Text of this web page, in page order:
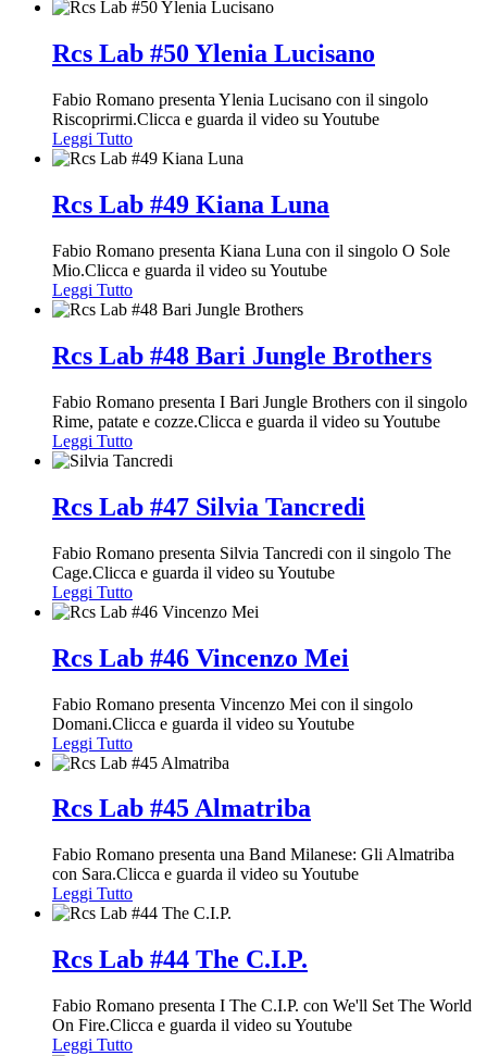
Rcs Lab #50 Ylenia Lucisano
Fabio Romano presenta Ylenia Lucisano con il singolo
Riscoprirmi.Clicca e guarda il video su Youtube
Leggi Tutto
Rcs Lab #49 Kiana Luna
Fabio Romano presenta Kiana Luna con il singolo O Sole
Mio.Clicca e guarda il video su Youtube
Leggi Tutto
Rcs Lab #48 Bari Jungle Brothers
Fabio Romano presenta I Bari Jungle Brothers con il singolo
Rime, patate e cozze.Clicca e guarda il video su Youtube
Leggi Tutto
Rcs Lab #47 Silvia Tancredi
Fabio Romano presenta Silvia Tancredi con il singolo The
Cage.Clicca e guarda il video su Youtube
Leggi Tutto
Rcs Lab #46 Vincenzo Mei
Fabio Romano presenta Vincenzo Mei con il singolo
Domani.Clicca e guarda il video su Youtube
Leggi Tutto
Rcs Lab #45 Almatriba
Fabio Romano presenta una Band Milanese: Gli Almatriba
con Sara.Clicca e guarda il video su Youtube
Leggi Tutto
Rcs Lab #44 The C.I.P.
Fabio Romano presenta I The C.I.P. con We'll Set The World
On Fire.Clicca e guarda il video su Youtube
Leggi Tutto